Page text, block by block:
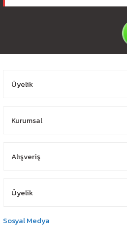
Üyelik
Kurumsal
Alışveriş
Üyelik
Sosyal Medya